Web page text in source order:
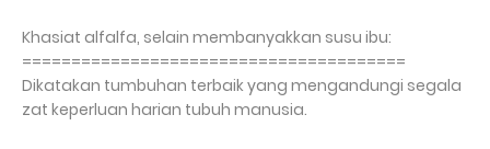
Khasiat alfalfa, selain membanyakkan susu ibu:
=======================================
Dikatakan tumbuhan terbaik yang mengandungi segala
zat keperluan harian tubuh manusia.